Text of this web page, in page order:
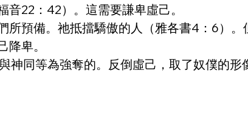
22：42）。這需要謙卑虛己。
預備。祂抵擋驕傲的人（雅各書4：6）。
卑。
神同等為強奪的。反倒虛己，取了奴僕的形